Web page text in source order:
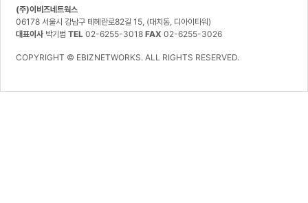
(주)이비즈네트웍스
06178 서울시 강남구 테헤란로82길 15, (대치동, 디아이타워)
대표이사 박기범TEL 02-6255-3018FAX 02-6255-3026
COPYRIGHT © EBIZNETWORKS. ALL RIGHTS RESERVED.